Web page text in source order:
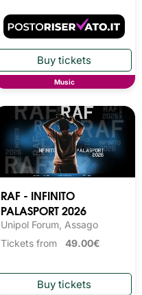
Music
RAF - INFINITO
PALASPORT 2026
Unipol Forum, Assago
Tickets from 49.00€